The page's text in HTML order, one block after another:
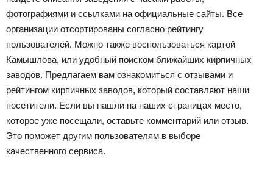
фотографиями и ссылками на официальные сайты. Все
организации отсортированы согласно рейтингу
пользователей. Можно также воспользоваться картой
Камышлова, или удобный поиском ближайших кирпичных
заводов. Предлагаем вам ознакомиться с отзывами и
рейтингом кирпичных заводов, который составляют наши
посетители. Если вы нашли на наших страницах место,
которое уже посещали, оставьте комментарий или отзыв.
Это поможет другим пользователям в выборе
качественного сервиса.